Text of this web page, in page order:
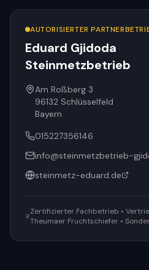
AUTORISIERTER
Eduard Gjidoda
Steinmetzbetrieb
Am Roßberg 3
96132 Schlüsselfeld
Bayern
015227356146
info@steinmetzbetrieb-
steinmetz-eduard.de
Zertifizierter Fachbetrieb •
Theumaer Fruchtschiefer •